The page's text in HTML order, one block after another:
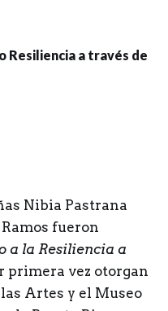
Nibia Pastrana
fueron
a la Resiliencia a
primera vez otorgan
Artes y el Museo